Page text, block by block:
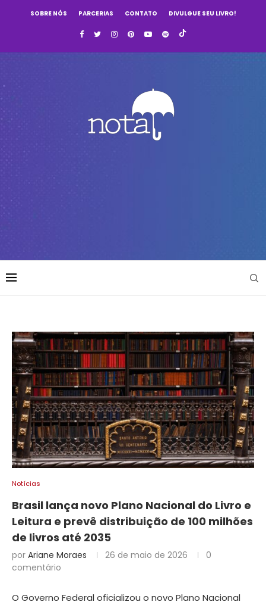
SOBRE NÓS PARCERIAS CONTATO DIVULGUE SEU LIVRO!
Notícias
Brasil lança novo Plano Nacional do Livro e
Leitura e prevê distribuição de 100 milhões
de livros até 2035
por Ariane Moraes 26 de maio de 2026
0
comentário
O Governo Federal oficializou o novo Plano Nacional